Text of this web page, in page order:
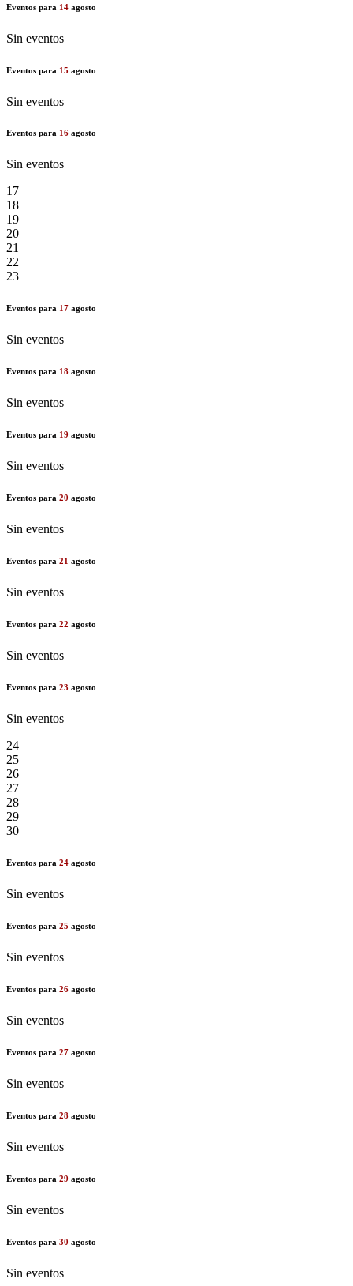
Eventos para 14 agosto
Sin eventos
Eventos para 15 agosto
Sin eventos
Eventos para 16 agosto
Sin eventos
17
18
19
20
21
22
23
Eventos para 17 agosto
Sin eventos
Eventos para 18 agosto
Sin eventos
Eventos para 19 agosto
Sin eventos
Eventos para 20 agosto
Sin eventos
Eventos para 21 agosto
Sin eventos
Eventos para 22 agosto
Sin eventos
Eventos para 23 agosto
Sin eventos
24
25
26
27
28
29
30
Eventos para 24 agosto
Sin eventos
Eventos para 25 agosto
Sin eventos
Eventos para 26 agosto
Sin eventos
Eventos para 27 agosto
Sin eventos
Eventos para 28 agosto
Sin eventos
Eventos para 29 agosto
Sin eventos
Eventos para 30 agosto
Sin eventos